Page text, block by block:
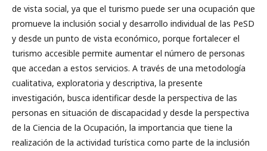
de vista social, ya que el turismo puede ser una ocupación que
promueve la inclusión social y desarrollo individual de las PeSD
y desde un punto de vista económico, porque fortalecer el
turismo accesible permite aumentar el número de personas
que accedan a estos servicios. A través de una metodología
cualitativa, exploratoria y descriptiva, la presente
investigación, busca identificar desde la perspectiva de las
personas en situación de discapacidad y desde la perspectiva
de la Ciencia de la Ocupación, la importancia que tiene la
realización de la actividad turística como parte de la inclusión